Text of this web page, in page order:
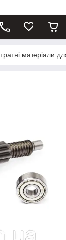
матеріали